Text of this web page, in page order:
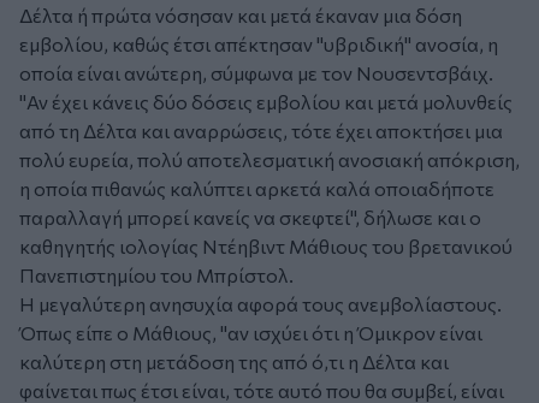
Δέλτα ή πρώτα νόσησαν και μετά έκαναν μια δόση
εμβολίου, καθώς έτσι απέκτησαν "υβριδική" ανοσία, η
οποία είναι ανώτερη, σύμφωνα με τον Νουσεντσβάιχ.
"Αν έχει κάνεις δύο δόσεις εμβολίου και μετά μολυνθείς
από τη Δέλτα και αναρρώσεις, τότε έχει αποκτήσει μια
πολύ ευρεία, πολύ αποτελεσματική ανοσιακή απόκριση,
η οποία πιθανώς καλύπτει αρκετά καλά οποιαδήποτε
παραλλαγή μπορεί κανείς να σκεφτεί", δήλωσε και ο
καθηγητής ιολογίας Ντέηβιντ Μάθιους του βρετανικού
Πανεπιστημίου του Μπρίστολ.
Η μεγαλύτερη ανησυχία αφορά τους ανεμβολίαστους.
Όπως είπε ο Μάθιους, "αν ισχύει ότι η Όμικρον είναι
καλύτερη στη μετάδοση της από ό,τι η Δέλτα και
φαίνεται πως έτσι είναι, τότε αυτό που θα συμβεί, είναι